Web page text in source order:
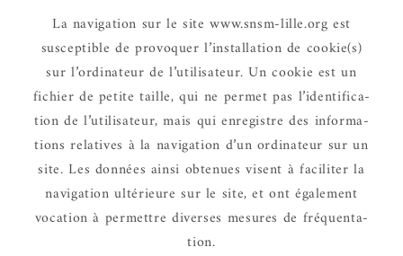
La navi­ga­tion sur le site www.snsm-lille.org est
suscep­tible de provoquer l’ins­tal­la­tion de cookie(s)
sur l’or­di­na­teur de l’uti­li­sa­teur. Un cookie est un
fichier de petite taille, qui ne permet pas l’iden­ti­fi­ca­
tion de l’uti­li­sa­teur, mais qui enre­gistre des infor­ma­
tions rela­tives à la navi­ga­tion d’un ordi­na­teur sur un
site. Les données ainsi obte­nues visent à faci­li­ter la
navi­ga­tion ulté­rieure sur le site, et ont égale­ment
voca­tion à permettre diverses mesures de fréquen­ta­
tion.